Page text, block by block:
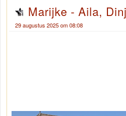
Marijke - Aila,
29 augustus 2025 om 08:08